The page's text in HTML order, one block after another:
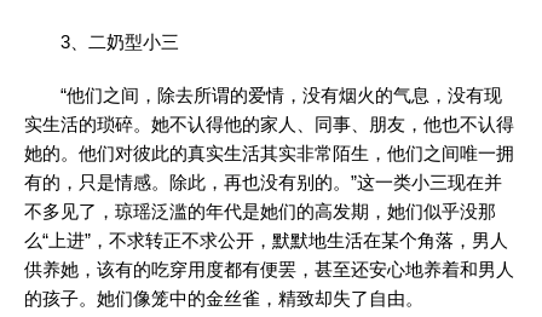
3、二奶型小三
“他们之间，除去所谓的爱情，没有烟火的气息，没有现
实生活的琐碎。她不认得他的家人、同事、朋友，他也不认得
她的。他们对彼此的真实生活其实非常陌生，他们之间唯一拥
有的，只是情感。除此，再也没有别的。”这一类小三现在并
不多见了，琼瑶泛滥的年代是她们的高发期，她们似乎没那
么“上进”，不求转正不求公开，默默地生活在某个角落，男人
供养她，该有的吃穿用度都有便罢，甚至还安心地养着和男人
的孩子。她们像笼中的金丝雀，精致却失了自由。